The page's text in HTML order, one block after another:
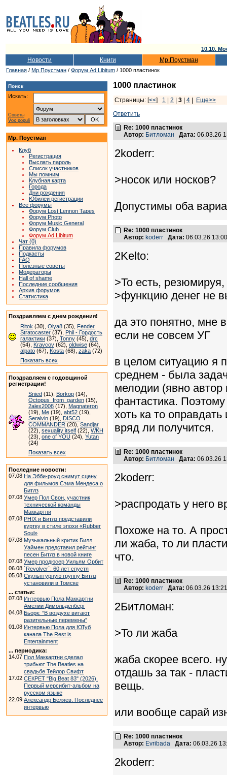
10.10.
Новости Книги Мр.Поустман
Главная / Мр.Поустман / Форум Ad Libitum / 1000 пластинок
Поиск
Искать:
Советы
Vox populi
Мр. Поустман
Клуб
Регистрация
Выслать пароль
Список участников
Мы помним
Клубная карта
Города
Дни рождения
Юбилеи регистрации
Все форумы
Форум Lost Lennon Tapes
Форум Photo
Форум Music General
Форум Club
Форум Ad Libitum
Чат (0)
Правила форумов
Подкасты
FAQ
Полезные советы
Модераторы
Hall of shame
Последние сообщения
Архив форумов
Статистика
Поздравляем с днем рождения!
Ritok (30), Olya8 (35), Fender
Stratocaster (37), Phil - Гордость
галактики (37), Tonny (45), drc
(54), Kravcov (62), oldwise (64),
alpato (67), Kosta (68), zaka (72)
Показать всех
Поздравляем с годовщиной
регистрации!
Snied (11), Borkop (14),
Octopus_from_garden (15),
2alex2008 (17), Magnateron
(19), Me (19), abt52 (19),
Seralvin (19), DISCO
COMMANDER (20), Sandjar
(22), sexuality itself (22), WKH
(23), one of YOU (24), Yutan
(24)
Показать всех
Последние новости:
07.08 На Эбби-роуд снимут сцену
для фильмов Сэма Мендеса о
Битлз
07.08 Умер Пол Свон, участник
технической команды
Маккартни
07.08 PHIX и Битлз представили
куртку в стиле эпохи «Rubber
Soul»
07.08 Музыкальный критик Билл
Уаймен представил рейтинг
песен Битлз в новой книге
07.08 Умер продюсер Уильям Орбит
06.08 `Revolver`: 60 лет спустя
05.08 Скульптурную группу Битлз
установили в Томске
... статьи:
07.08 Интервью Пола Маккартни
Амелии Димольденберг
04.08 Бьорк: “В воздухе витают
разительные перемены”
01.08 Интервью Пола для ЮТуб
канала The Rest is
Entertainment
... периодика:
14.07 Пол Маккартни сделал
трибьют The Beatles на
свадьбе Тейлор Свифт
17.02 СЕКРЕТ "Big Beat 83" (2026).
Первый мерсибит-альбом на
русском языке
22.09 Александр Беляев. Последнее
интервью
1000 пластинок
Страницы: [<<] 1 2 3 4
Еще>>
Ответить
Re: 1000 пластинок
Автор: Битломан Дата: 06.03.26
2koderr:
>носок или носков?
Допустимы оба
Re: 1000 пластинок
Автор: koderr Дата: 06.03.26
2Kelto:
>То есть,
>функцию денег не
да это понятно, мне
если не совсем УГ
в целом ситуацию я
среднем - была
мелодии (явно автор
фантастика.
хоть ка то
вряд ли получится.
Re: 1000 пластинок
Автор: Битломан Дата: 06.03.26
2koderr:
>распродать у него
Похоже на то. А
ли жаба, то ли
что.
Re: 1000 пластинок
Автор: koderr Дата: 06.03.26
2Битломан:
>То ли жаба
жаба скорее всего.
отдашь за так -
вещь.
или вообще сарай
Re: 1000 пластинок
Автор: Evribada Дата: 06.03.26
2koderr: